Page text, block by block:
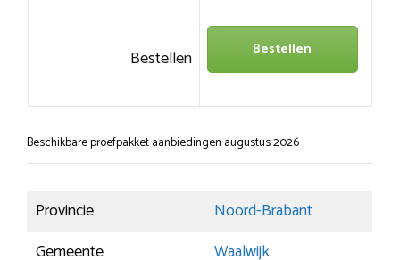
Bestellen Bestellen
Beschikbare proefpakket aanbiedingen augustus 2026
Provincie
Noord-Brabant
Gemeente
Waalwijk